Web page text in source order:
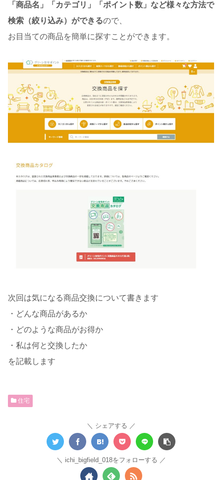
「商品名」「カテゴリ」「ポイント数」など様々な方法で
検索（絞り込み）ができるので、
お目当ての商品を簡単に探すことができます。
次回は気になる商品交換について書きます
・どんな商品があるか
・どのような商品がお得か
・私は何と交換したか
を記載します
住宅
シェアする
ichi_bigfield_018をフォローする